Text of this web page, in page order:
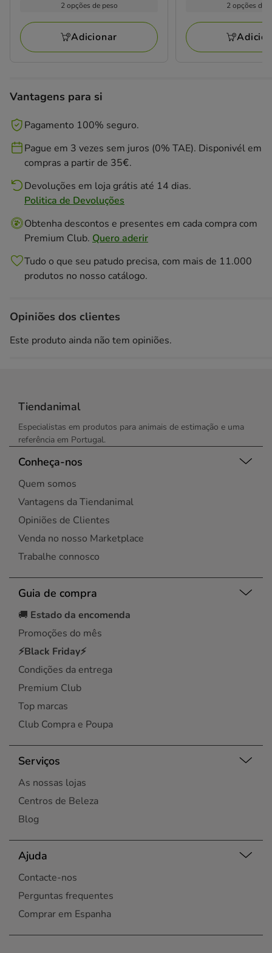
24.58€
2 opções de peso
Adicionar
24.58€
2 opções de
Vantagens para si
Pagamento 100% seguro.
Pague em 3 vezes sem juros (0% TAE). Disponivél em
compras a partir de 35€.
Devoluções em loja grátis até 14 dias.
Politica de Devoluções
Obtenha descontos e presentes em cada compra com
Premium Club. Quero aderir
Tudo o que seu patudo precisa, com mais de 11.000
produtos no nosso catálogo.
Opiniões dos clientes
Este produto ainda não tem opiniões.
Tiendanimal
Especialistas em produtos para animais de estimação e uma
referência em Portugal.
Conheça-nos
Quem somos
Vantagens da Tiendanimal
Opiniões de Clientes
Venda no nosso Marketplace
Trabalhe connosco
Guia de compra
🚚 Estado da encomenda
Promoções do mês
⚡Black Friday⚡
Condições da entrega
Premium Club
Top marcas
Club Compra e Poupa
Serviços
As nossas lojas
Centros de Beleza
Blog
Ajuda
Contacte-nos
Perguntas frequentes
Comprar em Espanha